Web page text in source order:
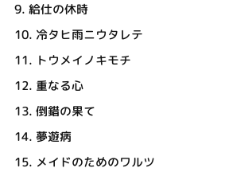
9. 給仕の休時
10. 冷タヒ雨ニウタレテ
11. トウメイノキモチ
12. 重なる心
13. 倒錯の果て
14. 夢遊病
15. メイドのためのワルツ